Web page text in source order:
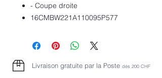
- Coupe droite
16CMBW221A110095P577
Livraison gratuite par la Poste dès 200 CHF